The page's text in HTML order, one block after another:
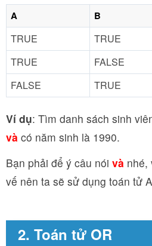
A B
TRUE TRUE
TRUE
FALSE
FALSE
TRUE
Ví dụ: Tìm danh sách sinh
và có năm sinh là 1990.
Bạn phải để ý câu nói và nhé,
vế nên ta sẽ sử dụng toán tử
2. Toán tử OR